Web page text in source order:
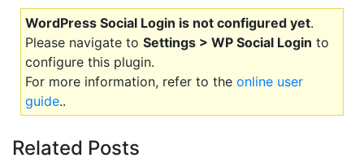
WordPress Social Login is not configured yet.
Please navigate to Settings > WP Social Login to
configure this plugin.
For more information, refer to the online user
guide..
Related Posts